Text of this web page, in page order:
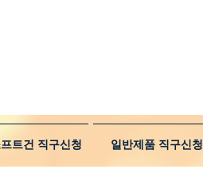
트건 직구신청 일반제품 직구신청